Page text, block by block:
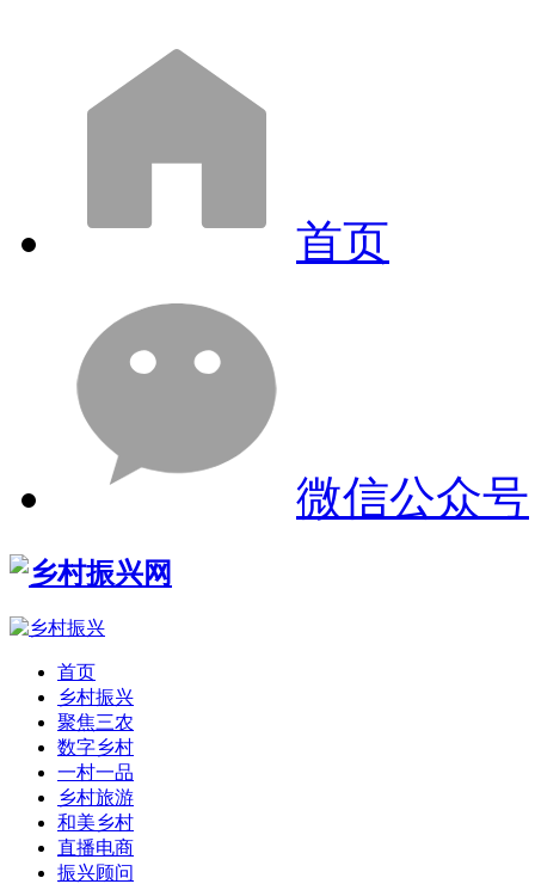
首页
微信公众号
首页
乡村振兴
聚焦三农
数字乡村
一村一品
乡村旅游
和美乡村
直播电商
振兴顾问